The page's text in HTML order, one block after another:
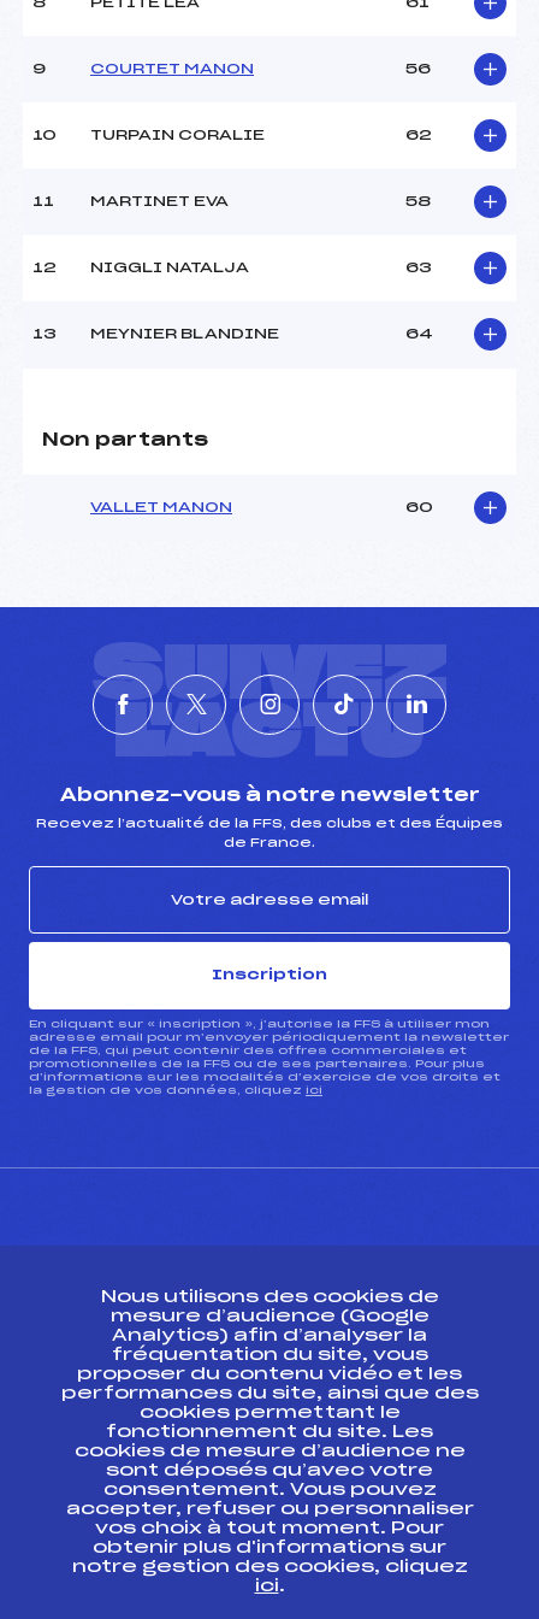
8 PETITE LEA 61
9 COURTET MANON 56
10 TURPAIN CORALIE 62
11 MARTINET EVA 58
12 NIGGLI NATALJA 63
13 MEYNIER BLANDINE 64
Non partants
VALLET MANON 60
SUIVEZ
L'ACTU
Abonnez-vous à notre newsletter
Recevez l’actualité de la FFS, des clubs et des Équipes
de France.
Inscription
En cliquant sur « inscription », j’autorise la FFS à utiliser mon
adresse email pour m’envoyer périodiquement la newsletter
de la FFS, qui peut contenir des offres commerciales et
promotionnelles de la FFS ou de ses partenaires. Pour plus
d’informations sur les modalités d’exercice de vos droits et
la gestion de vos données, cliquez ici
Ressources
Pass’Neige
Projet sportif fédéral
Projet de performance fédéral
Antidopage
Pôle Développement, Formation, Suivi
Scientifique
Listes ministérielles
Pôle vie de l’athlète
Enseignement professionnel
Nous utilisons des cookies de
mesure d’audience (Google
Analytics) afin d’analyser la
fréquentation du site, vous
proposer du contenu vidéo et les
performances du site, ainsi que des
cookies permettant le
fonctionnement du site. Les
cookies de mesure d’audience ne
sont déposés qu’avec votre
consentement. Vous pouvez
accepter, refuser ou personnaliser
vos choix à tout moment. Pour
obtenir plus d'informations sur
notre gestion des cookies, cliquez
ici.